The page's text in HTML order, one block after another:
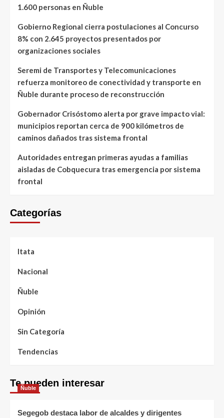
1.600 personas en Ñuble
Gobierno Regional cierra postulaciones al Concurso
8% con 2.645 proyectos presentados por
organizaciones sociales
Seremi de Transportes y Telecomunicaciones
refuerza monitoreo de conectividad y transporte en
Ñuble durante proceso de reconstrucción
Gobernador Crisóstomo alerta por grave impacto vial:
municipios reportan cerca de 900 kilómetros de
caminos dañados tras sistema frontal
Autoridades entregan primeras ayudas a familias
aisladas de Cobquecura tras emergencia por sistema
frontal
Categorías
Itata
Nacional
Ñuble
Opinión
Sin Categoría
Tendencias
Te pueden interesar
Ñuble
Segegob destaca labor de alcaldes y dirigentes